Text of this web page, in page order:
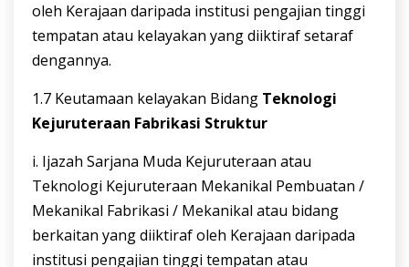
oleh Kerajaan daripada institusi pengajian tinggi
tempatan atau kelayakan yang diiktiraf setaraf
dengannya.
1.7 Keutamaan kelayakan Bidang Teknologi
Kejuruteraan Fabrikasi Struktur
i. Ijazah Sarjana Muda Kejuruteraan atau
Teknologi Kejuruteraan Mekanikal Pembuatan /
Mekanikal Fabrikasi / Mekanikal atau bidang
berkaitan yang diiktiraf oleh Kerajaan daripada
institusi pengajian tinggi tempatan atau